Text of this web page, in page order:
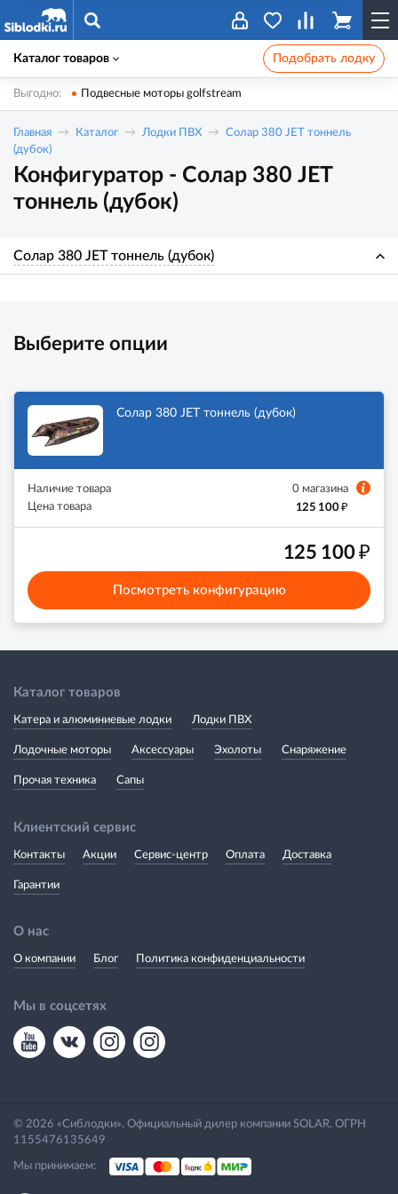
Каталог товаров Подобрать лодку
Выгодно: Подвесные моторы golfstream
Главная Каталог Лодки ПВХ
Солар 380 JET тоннель
(дубок)
Конфигуратор - Солар 380 JET
тоннель (дубок)
Солар 380 JET тоннель (дубок)
Выберите опции
Солар 380 JET тоннель (дубок)
Наличие товара
0 магазина
Цена товара
125 100₽
125 100₽
Посмотреть конфигурацию
Каталог товаров
Катера и алюминиевые лодки Лодки ПВХ
Лодочные моторы Аксессуары Эхолоты Снаряжение
Прочая техника Сапы
Клиентский сервис
Контакты Акции Сервис-центр Оплата Доставка
Гарантии
О нас
О компании Блог Политика конфиденциальности
Мы в соцсетях
© 2026 «Сиблодки». Официальный дилер компании SOLAR. ОГРН
1155476135649
Мы принимаем: